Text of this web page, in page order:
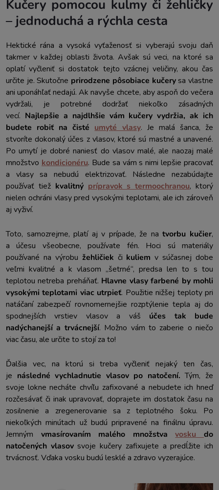
Kučery pomocou kulmy či žehličky
– jednoduchá a rýchla cesta
Hektické rána a vysoká vyťaženosť si vyberajú svoju daň
takmer v každej oblasti života. Avšak sú veci, na ktoré sa
oplatí vyčleniť si dostatok tejto vzácnej veličiny, akou čas
určite je. Skutočne prirodzene pôsobiace kučerysa vlastne
ani uponáhľať nedajú. Ak navyše chcete, aby aspoň do večera
vydržali, je potrebné dodržať niekoľko zásadných
vecí. Najlepšie a najdlhšie vám kučery vydržia, ak ich
budete robiť na čisté umyté vlasy. Je malá šanca, že
stvoríte dokonalý účes z vlasov, ktoré sú mastné a unavené.
Po umytí je dobré naniesť do vlasov malé, ale naozaj malé
množstvo kondicionéru. Bude sa vám s nimi lepšie pracovať
a vlasy sa nebudú elektrizovať. Následne nezabúdajte
používať tiež kvalitný prípravok s termoochranou, ktorý
nielen ochráni vlasy pred vysokými teplotami, ale ich zároveň
aj vyživí.
Toto, samozrejme, platí aj v prípade, že natvorbu kučier,
a účesu všeobecne, používate fén. Hoci sú materiály
používané na výrobu žehličiek či kuliemv súčasnej dobe
veľmi kvalitné a k vlasom „šetrné“, predsa len to s tou
teplotou netreba preháňať. Hlavne vlasy farbené by mohli
vysokými teplotami viac utrpieť. Použitie nižšej teploty pri
natáčaní zabezpečí rovnomernejšie rozptýlenie tepla aj do
spodnejších vrstiev vlasov a váš účes tak bude
nadýchanejší a trvácnejší. Možno vám to zaberie o niečo
viac času, ale určite to stojí za to!
Ďalšia vec, na ktorú si treba vyčleniť nejaký ten čas,
je následné vychladnutie vlasov po natočení. Tým, že
svoje lokne necháte chvíľu zafixované a nebudete ich hneď
rozčesávať či inak upravovať, doprajete im dostatok času na
zosilnenie a zregenerovanie sa z teplotného šoku. Po
niekoľkých minútach už budú pripravené na finálnu úpravu.
Jemným vmasírovaním malého množstvavoskudo
natočených vlasovsvoje kučery zafixujete a predĺžite ich
trvácnosť. Vďaka vosku budú lesklé a zdravo vyzerajúce.